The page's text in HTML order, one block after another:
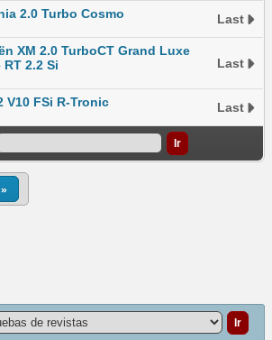
2.0 Turbo Cosmo Last
XM 2.0 TurboCT Grand Luxe
2.2 Si
Last
V10 FSi R-Tronic Last
»